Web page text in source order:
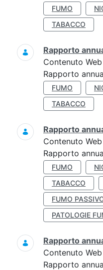
FUMO
TABACCO
Rapporto
Contenuto Web
Rapporto
FUMO
TABACCO
Rapporto
Contenuto Web
Rapporto
FUMO
TABACCO
FUMO
PATOLOGIE
Rapporto
Contenuto Web
Rapporto